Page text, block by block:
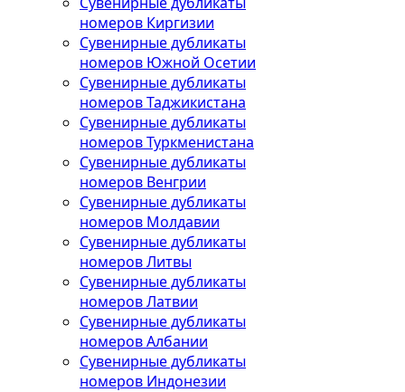
номеров Киргизии
Сувенирные дубликаты
номеров Южной Осетии
Сувенирные дубликаты
номеров Таджикистана
Сувенирные дубликаты
номеров Туркменистана
Сувенирные дубликаты
номеров Венгрии
Сувенирные дубликаты
номеров Молдавии
Сувенирные дубликаты
номеров Литвы
Сувенирные дубликаты
номеров Латвии
Сувенирные дубликаты
номеров Албании
Сувенирные дубликаты
номеров Индонезии